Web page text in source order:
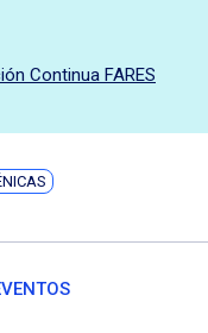
Continua FARES